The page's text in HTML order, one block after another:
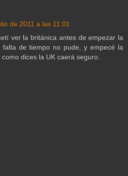
de 2011 a las 11:01
ver la británica antes de empezar la
falta de tiempo no pude, y empecé la
dices la UK caerá seguro.